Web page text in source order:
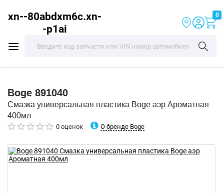
xn--80abdxm6c.xn-
-p1ai
0
Boge 891040
Смазка универсальная пластика Boge аэр Ароматная
400мл
0 оценок О бренде Boge